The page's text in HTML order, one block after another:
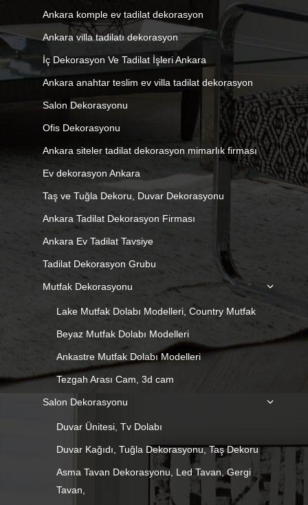
Ankara komple ev tadilat dekorasyon
Ankara villa tadilatı dekorasyon
İç Dekorasyon Ve Tadilat İşleri Ankara
Ankara anahtar teslim ev villa tadilat dekorasyon
Salon Dekorasyonu
Ofis Dekorasyonu
Ankara siteler tadilat dekorasyon mimarlık firması
Ev dekorasyon Ankara
Taş ve Tuğla Dekoru, Duvar Dekorasyonu
Ankara Tadilat Dekorasyon Firması
Ankara Ev Tadilat Tavsiye
Tadilat Dekorasyon Grubu
Mutfak Dekorasyonu
Lake Mutfak Dolabı Modelleri, Country Mutfak
Beyaz Mutfak Dolabı Modelleri
Ankastre Mutfak Dolabı Modelleri
Tezgah Arası Cam, 3d cam
Salon Dekorasyonu
Duvar Ünitesi, Tv Dolabı
Duvar Kağıdı, Tuğla Dekorasyonu, Taş Dekoru
Asma Tavan Dekorasyonu, Led Tavan, Gergi
Tavan,